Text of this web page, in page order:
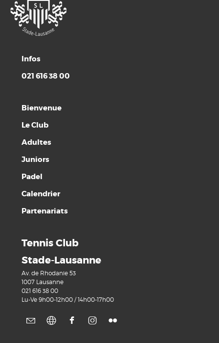
Infos
021 616 38 00
Bienvenue
Le Club
Adultes
Juniors
Padel
Calendrier
Partenariats
Tennis Club
Stade-Lausanne
Av. de Rhodanie 53
1007 Lausanne
021 616 38 00
Lu-Ve 9h00-12h00 / 14h00-17h00